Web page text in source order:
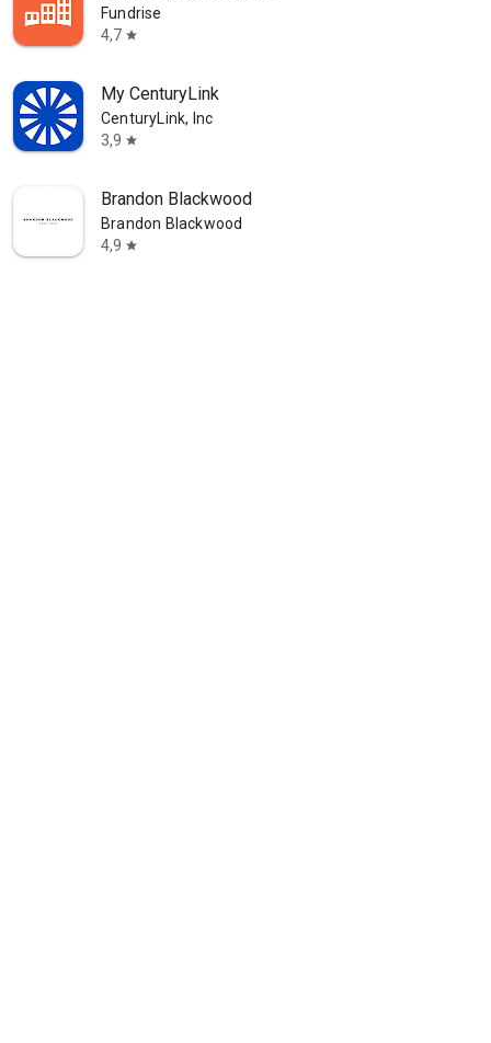
Fundrise
4,7 star
My CenturyLink
CenturyLink, Inc
3,9 star
Brandon Blackwood
Brandon Blackwood
4,9 star